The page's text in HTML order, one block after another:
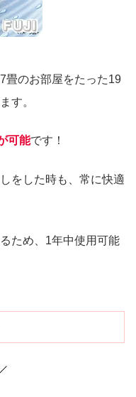
畳のお部屋をたった19
す。
可能です！
をした時も、常に快適
ため、1年中使用可能